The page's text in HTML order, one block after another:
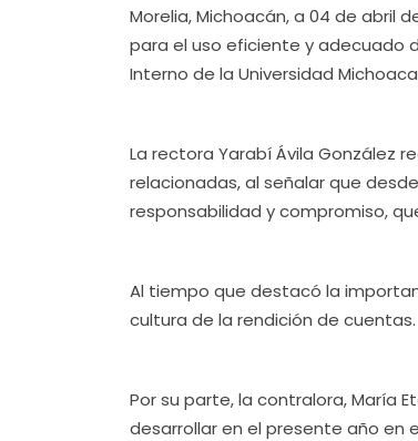
Morelia, Michoacán, a 04 de abril
para el uso eficiente y adecuado
Interno de la Universidad
La rectora Yarabí Ávila González
relacionadas, al señalar que
responsabilidad y compromiso,
Al tiempo que destacó la
cultura de la rendición de cuentas.
Por su parte, la contralora, María
desarrollar en el presente año en